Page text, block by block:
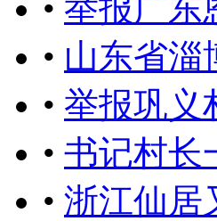
• 举报广东
• 山东省淄
• 举报巩义
• 书记村长
• 浙江仙居